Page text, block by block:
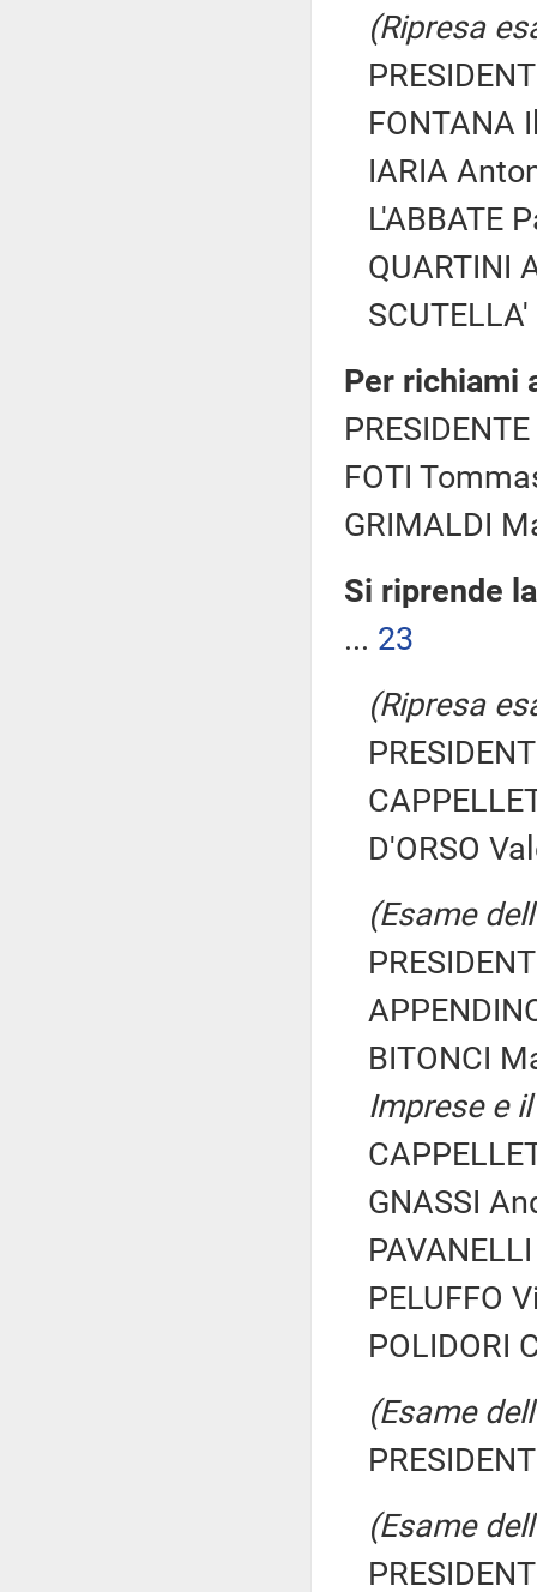
(Ripresa
FONTANA
IARIA
L'ABBATE
QUARTINI
Per richiami
FOTI
GRIMALDI
Si riprende
... 23
(Ripresa
D'ORSO
(Esame
BITONCI
Imprese e
GNASSI
PELUFFO
POLIDORI
(Esame
(Esame